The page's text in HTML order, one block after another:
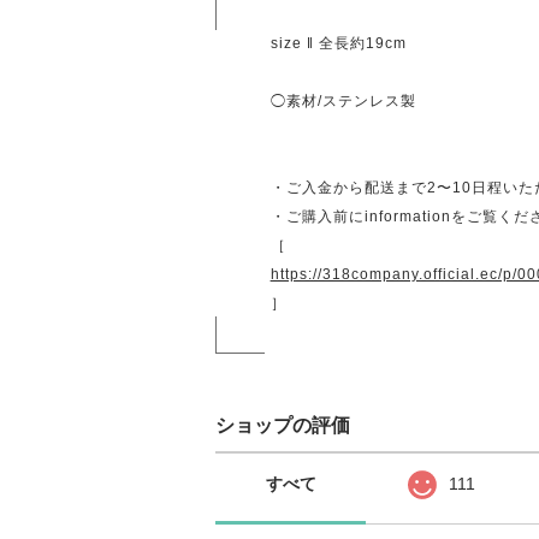
size ‖ 全長約19cm
◯素材/ステンレス製
・ご入金から配送まで2〜10日程いた
・ご購入前にinformationをご覧くだ
［
https://318company.official.ec/p/
］
ショップの評価
すべて 111